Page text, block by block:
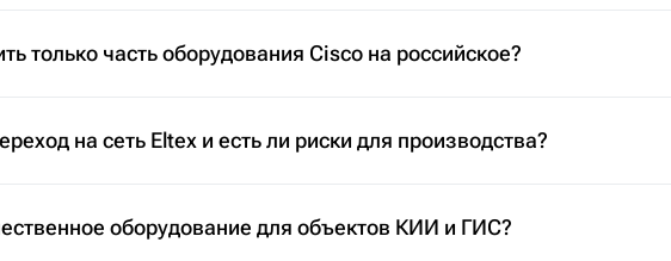
только часть оборудования Cisco на российское?
на сеть Eltex и есть ли риски для производства?
оборудование для объектов КИИ и ГИС?